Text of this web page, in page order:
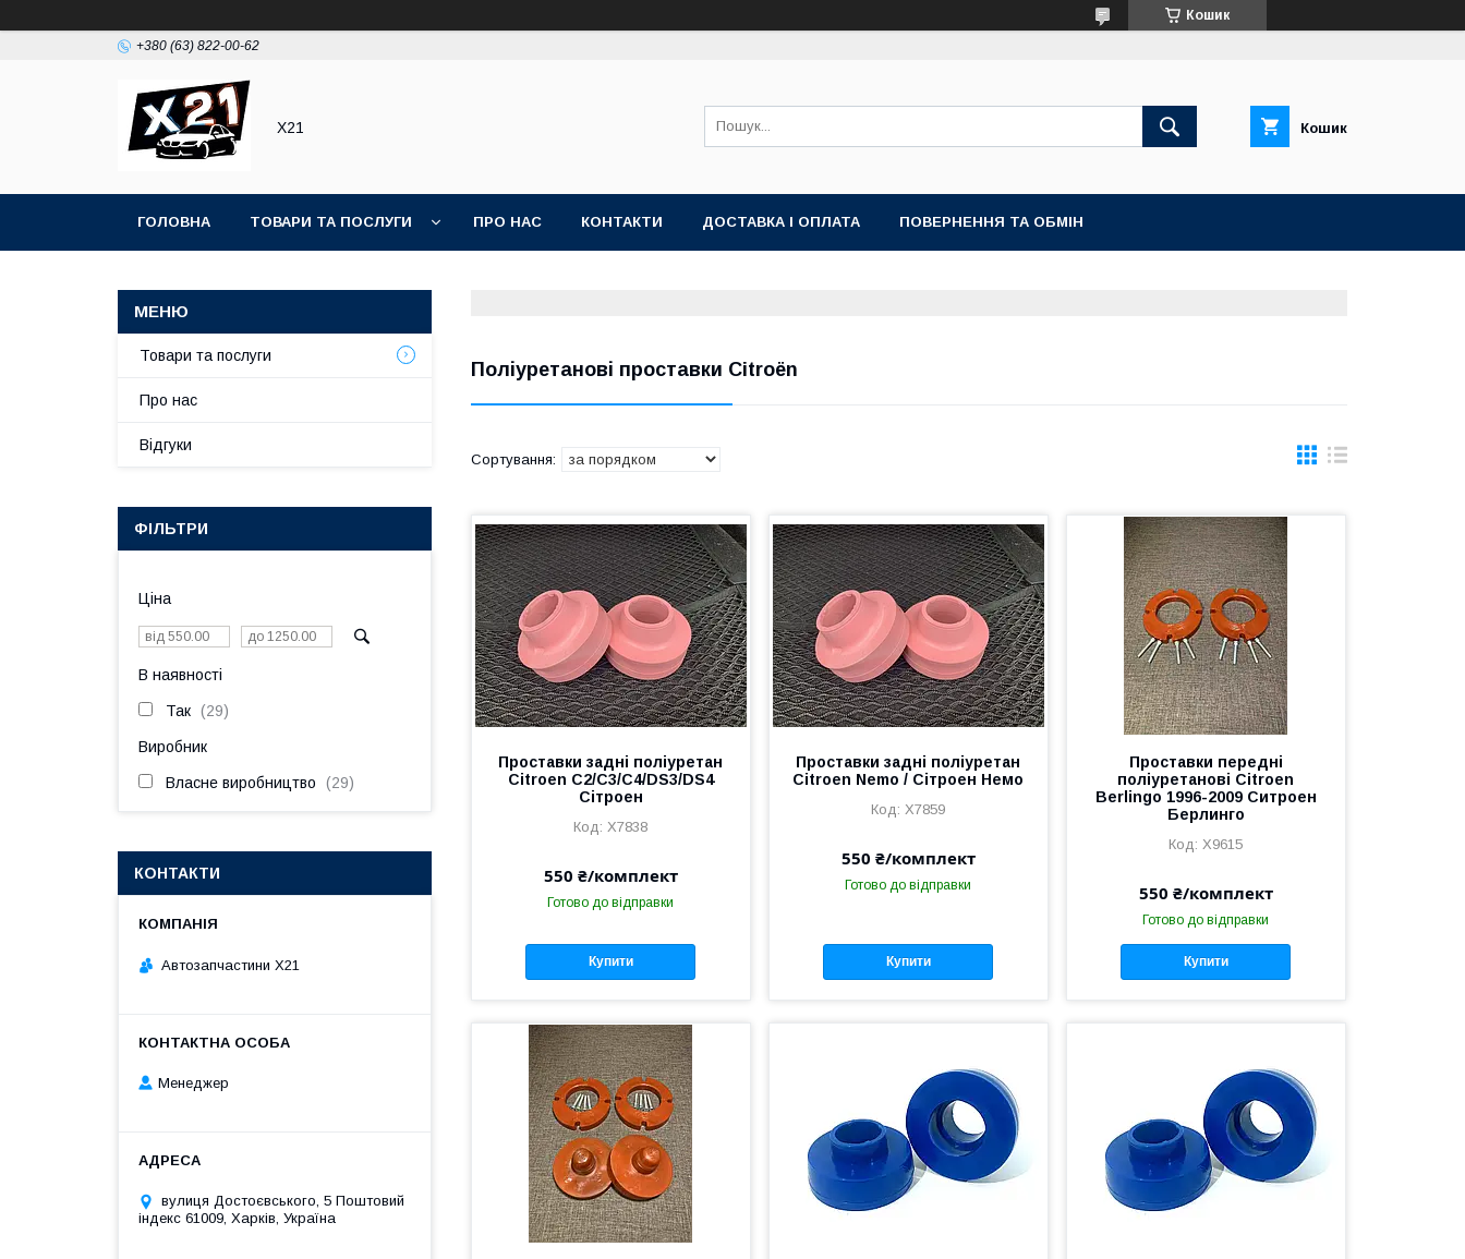
Кошик
+380 (63) 822-00-62
Х21 Кошик
ГОЛОВНА ТОВАРИ ТА ПОСЛУГИ ПРО НАС КОНТАКТИ ДОСТАВКА І ОПЛАТА ПОВЕРНЕННЯ ТА ОБМІН
Поліуретанові проставки Citroën
Проставки задні поліуретан
Citroen C2/C3/C4/DS3/DS4
Сітроен
X7838
550 ₴/комплект
Готово до відправки
Купити
Проставки задні поліуретан
Citroen Nemo / Сітроен Немо
X7859
550 ₴/комплект
Готово до відправки
Купити
Проставки передні
поліуретанові Citroen
Berlingo 1996-2009 Ситроен
Берлинго
X9615
550 ₴/комплект
Готово до відправки
Купити
Товари та послуги
Про нас
Відгуки
ФІЛЬТРИ
Ціна
В наявності
Так 29
Виробник
Власне виробництво 29
КОНТАКТИ
Автозапчастини X21
Менеджер
вулиця Достоєвського, 5 Поштовий
індекс 61009, Харків, Україна